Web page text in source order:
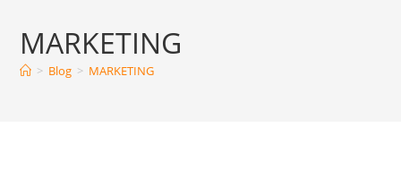
MARKETING
> Blog > MARKETING